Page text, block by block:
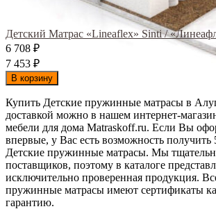
Детский Матрас «Lineaflex» Sinti /
6 708 ₽
7 453 ₽
В корзину
Купить Детские пружинные матрасы в
доставкой можно в нашем интернет-
мебели для дома Matraskoff.ru. Если Вы
впервые, у Вас есть возможность получить
Детские пружинные матрасы. Мы
поставщиков, поэтому в каталоге
исключительно проверенная продукция.
пружинные матрасы имеют сертификаты
гарантию.